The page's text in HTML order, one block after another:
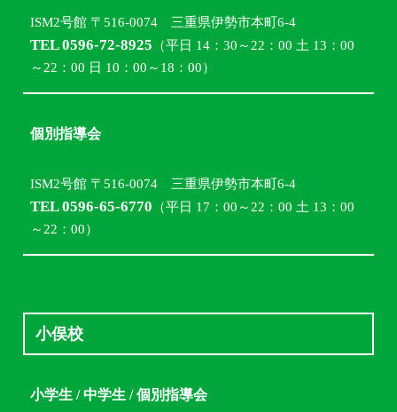
ISM2号館 〒516-0074 三重県伊勢市本町6-4
TEL 0596-72-8925 （平日 14：30～22：00 土 13：00
～22：00 日 10：00～18：00）
個別指導会
ISM2号館 〒516-0074 三重県伊勢市本町6-4
TEL 0596-65-6770 （平日 17：00～22：00 土 13：00
～22：00）
小俣校
小学生 / 中学生 / 個別指導会